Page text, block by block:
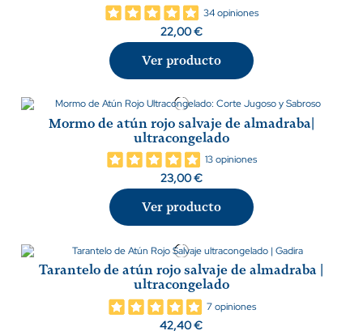
34 opiniones
22,00 €
Ver producto
Mormo de atún rojo salvaje de almadraba|
ultracongelado
13 opiniones
23,00 €
Ver producto
Tarantelo de atún rojo salvaje de almadraba |
ultracongelado
7 opiniones
42,40 €